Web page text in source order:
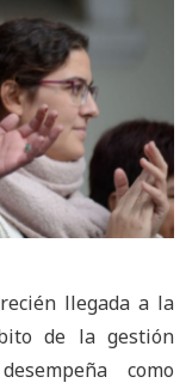
llegada a la
de la gestión
como